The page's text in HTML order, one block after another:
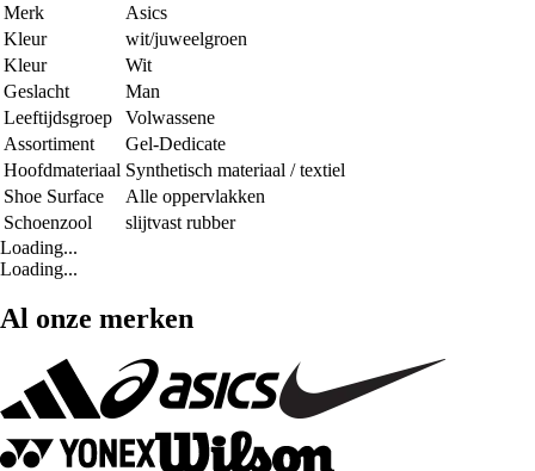
Merk
Asics
Kleur
wit/juweelgroen
Kleur
Wit
Geslacht
Man
Leeftijdsgroep
Volwassene
Assortiment
Gel-Dedicate
Hoofdmateriaal Synthetisch materiaal / textiel
Shoe Surface
Alle oppervlakken
Schoenzool
slijtvast rubber
Loading...
Loading...
Al onze merken